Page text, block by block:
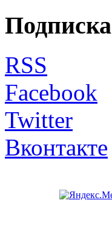
Подписка
RSS
Facebook
Twitter
Вконтакте